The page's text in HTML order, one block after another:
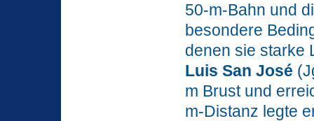
50-m-Bahn und
besondere
denen sie starke
Luis San José
m Brust und
m-Distanz legte